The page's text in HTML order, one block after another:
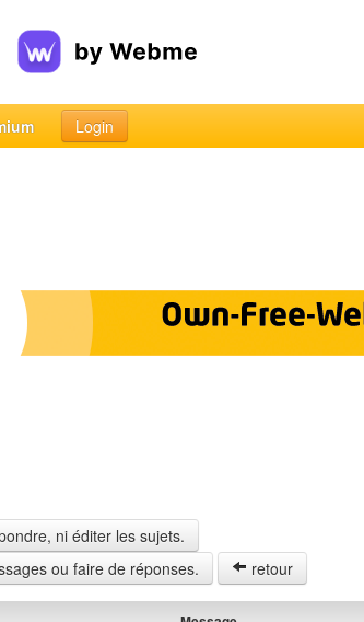
Login
ni éditer les sujets.
ou faire de réponses.
retour